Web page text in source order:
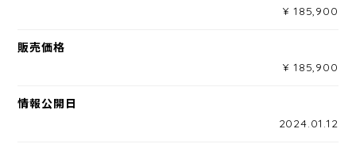
¥ 185,900
販売価格
¥ 185,900
情報公開日
2024.01.12